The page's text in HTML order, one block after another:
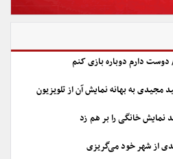
دوست دارم دوباره بازی کنم
مجیدی به بهانه نمایش آن از تلویزیون
نمایش خانگی را بر هم زد
از شهر خود می‌گریزی